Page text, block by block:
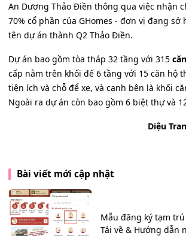
An Dương Thảo Điền thông qua việc nhận
70% cổ phần của GHomes - đơn vị đang sở
tên dự án thành Q2 Thảo Điền.
Dự án bao gồm tòa tháp 32 tầng với 315
cấp nằm trên khối đế 6 tầng với 15 căn hộ
tiện ích và chỗ để xe, và cạnh bên là khối
Ngoài ra dự án còn bao gồm 6 biệt thự và
Diệu
Bài viết mới cập nhật
Mẫu đăng ký tạm
Tải về & Hướng dẫn